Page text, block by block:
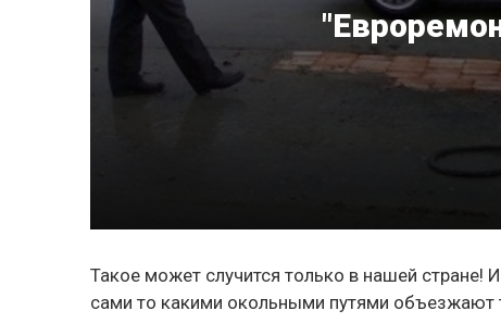
Такое может случится только в нашей стране!
сами то какими окольными путями объезжают